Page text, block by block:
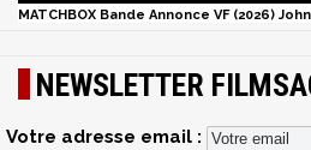
MATCHBOX Bande Annonce VF (2026)
NEWSLETTER
Votre adresse email :